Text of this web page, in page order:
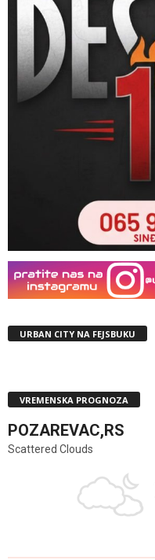
URBAN CITY NA FEJSBUKU
VREMENSKA PROGNOZA
POZAREVAC,RS
Scattered Clouds